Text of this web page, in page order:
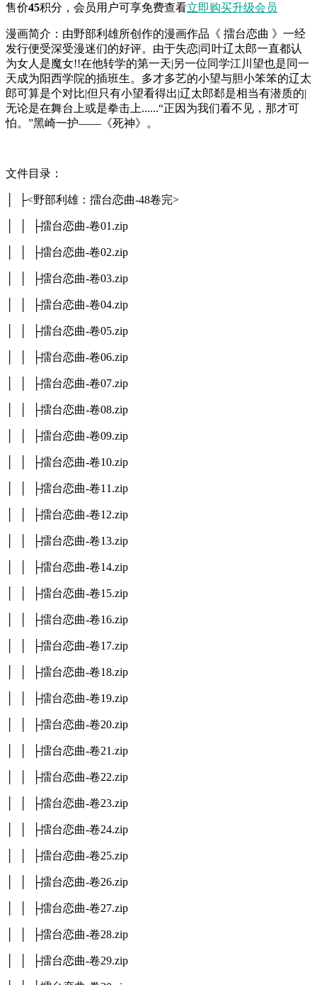
售价45积分 ，会员用户可享免费查看立即购买升级会员
漫画简介：由野部利雄所创作的漫画作品《 擂台恋曲 》一经
发行便受深受漫迷们的好评。由于失恋|司叶辽太郎一直都认
为女人是魔女!!在他转学的第一天|另一位同学江川望也是同一
天成为阳西学院的插班生。多才多艺的小望与胆小笨笨的辽太
郎可算是个对比|但只有小望看得出|辽太郎郄是相当有潜质的|
无论是在舞台上或是拳击上......“正因为我们看不见，那才可
怕。”黑崎一护——《死神》。
文件目录：
│ ├<野部利雄：擂台恋曲-48卷完>
│ │ ├擂台恋曲-卷01.zip
│ │ ├擂台恋曲-卷02.zip
│ │ ├擂台恋曲-卷03.zip
│ │ ├擂台恋曲-卷04.zip
│ │ ├擂台恋曲-卷05.zip
│ │ ├擂台恋曲-卷06.zip
│ │ ├擂台恋曲-卷07.zip
│ │ ├擂台恋曲-卷08.zip
│ │ ├擂台恋曲-卷09.zip
│ │ ├擂台恋曲-卷10.zip
│ │ ├擂台恋曲-卷11.zip
│ │ ├擂台恋曲-卷12.zip
│ │ ├擂台恋曲-卷13.zip
│ │ ├擂台恋曲-卷14.zip
│ │ ├擂台恋曲-卷15.zip
│ │ ├擂台恋曲-卷16.zip
│ │ ├擂台恋曲-卷17.zip
│ │ ├擂台恋曲-卷18.zip
│ │ ├擂台恋曲-卷19.zip
│ │ ├擂台恋曲-卷20.zip
│ │ ├擂台恋曲-卷21.zip
│ │ ├擂台恋曲-卷22.zip
│ │ ├擂台恋曲-卷23.zip
│ │ ├擂台恋曲-卷24.zip
│ │ ├擂台恋曲-卷25.zip
│ │ ├擂台恋曲-卷26.zip
│ │ ├擂台恋曲-卷27.zip
│ │ ├擂台恋曲-卷28.zip
│ │ ├擂台恋曲-卷29.zip